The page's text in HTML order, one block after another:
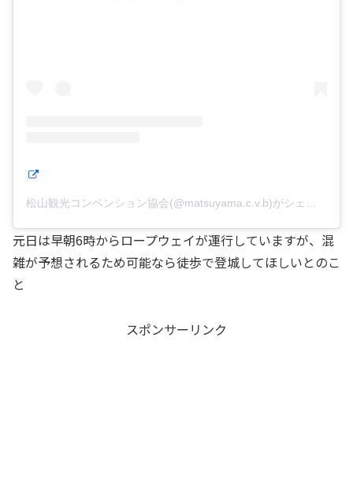
元日は早朝6時からロープウェイが運行していますが、混
雑が予想されるため可能なら徒歩で登城してほしいとのこ
と
スポンサーリンク